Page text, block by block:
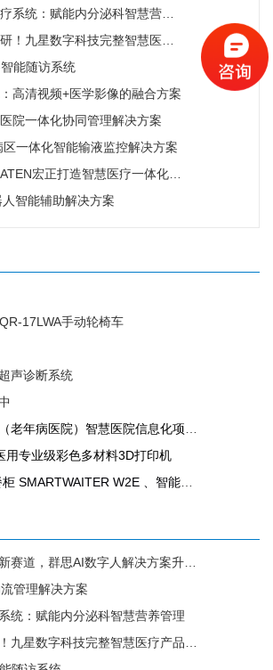
统：赋能内分泌科智慧营养管理
技完整智慧医疗产品矩阵，助力区域医疗数字化升级
能随访系统
高清视频+医学影像的融合方案
院一体化协同管理解决方案
一体化智能输液监控解决方案
宏正打造智慧医疗一体化连接解决方案
智能辅助解决方案
17LWA手动轮椅车
声诊断系统
病医院）智慧医院信息化项目采购公告
用专业级彩色多材料3D打印机
W2E 、智能电子收银称 SUNMI S2
群思AI数字人解决方案升级，便民就医链路！
管理解决方案
统：赋能内分泌科智慧营养管理
技完整智慧医疗产品矩阵，助力区域医疗数字化升级